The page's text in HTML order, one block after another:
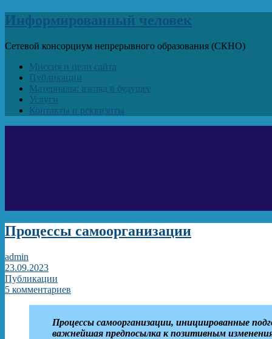
Информированный человек
Сетевой консорциум непрерывного образования (СКНО)
Миссия и цели сайта
Публикации
Материалы: взгляд в будущее
Услуги
Контакты и реквизиты
Процессы самоорганизации
admin
23.09.2023
Публикации
5 комментариев
Процессы самоорганизации, инициированные
важнейшая предпосылка к позитивным